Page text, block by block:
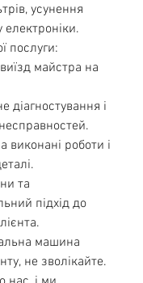
усунення
електроніки.
послуги:
майстра на
діагностування і
виконані роботи і
та
підхід до
машина
не зволікайте.